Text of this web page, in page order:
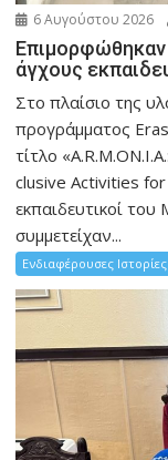
6 Αυγούστου 2026
Eπιμορφώθηκαν
άγχους
Στο πλαίσιο της
προγράμματος
τίτλο
clusive Activities
εκπαιδευτικοί
συμμετείχαν...
Ενδιαφέρουσες Ιστορίες